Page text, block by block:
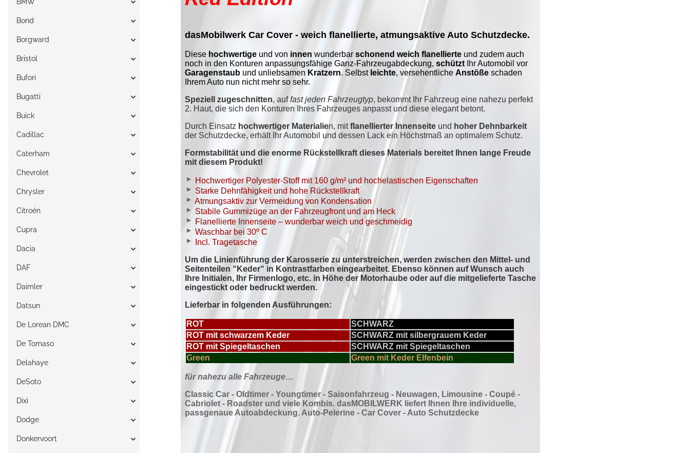
Bond
Borgward
Bristol
Bufori
Bugatti
Buick
Cadillac
Caterham
Chevrolet
Chrysler
Citroén
Cupra
Dacia
DAF
Daimler
Datsun
De Lorean DMC
De Tomaso
Delahaye
DeSoto
Dixi
Dodge
Donkervoort